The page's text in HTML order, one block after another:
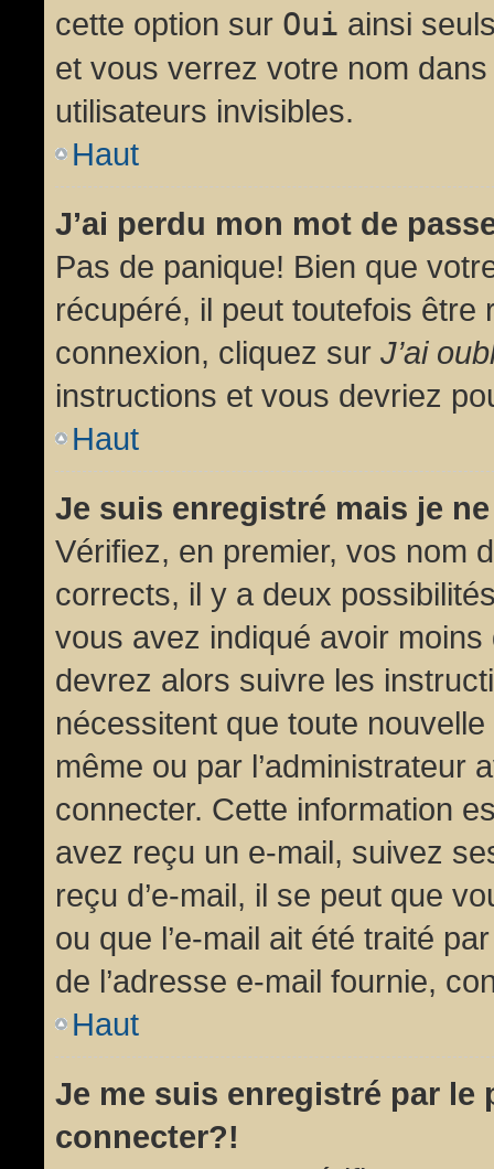
cette option sur Oui ainsi
et vous verrez votre nom
utilisateurs invisibles.
Haut
J’ai perdu mon mot de
Pas de panique! Bien que
récupéré, il peut toutefois être
connexion, cliquez sur J’ai
instructions et vous devriez
Haut
Je suis enregistré mais je
Vérifiez, en premier, vos nom
corrects, il y a deux
vous avez indiqué avoir
devrez alors suivre les
nécessitent que toute
même ou par l’administrateur
connecter. Cette information
avez reçu un e-mail, suivez
reçu d’e-mail, il se peut que
ou que l’e-mail ait été traité
de l’adresse e-mail fournie,
Haut
Je me suis enregistré par le
connecter?!